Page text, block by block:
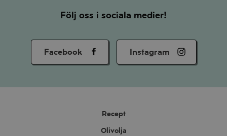
Följ oss i sociala medier!
Facebook Instagram
Recept
Olivolja